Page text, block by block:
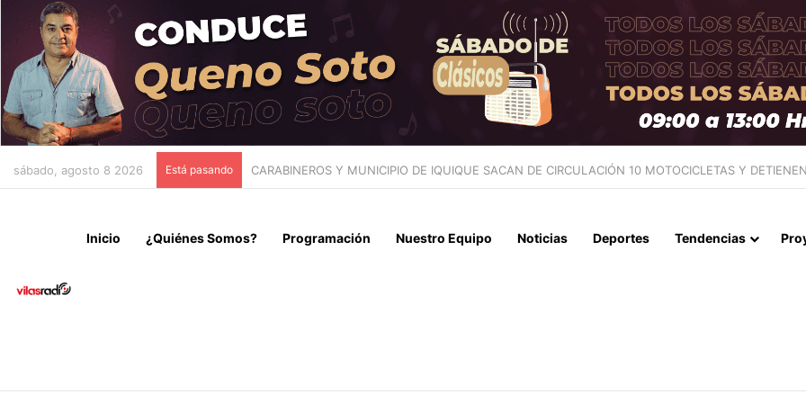
sábado, agosto 8 2026 Está pasando CAEN DOS MICROTRAFICANTES EN LA CAUPOLICÁN: DESMANTELAN PUNTO DE VENTA Y
Inicio ¿Quiénes Somos? Programación Nuestro Equipo Noticias Deportes Tendencias